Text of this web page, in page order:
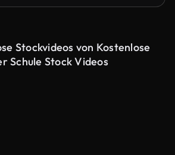
Stockvideos von Kostenlose
Schule Stock Videos